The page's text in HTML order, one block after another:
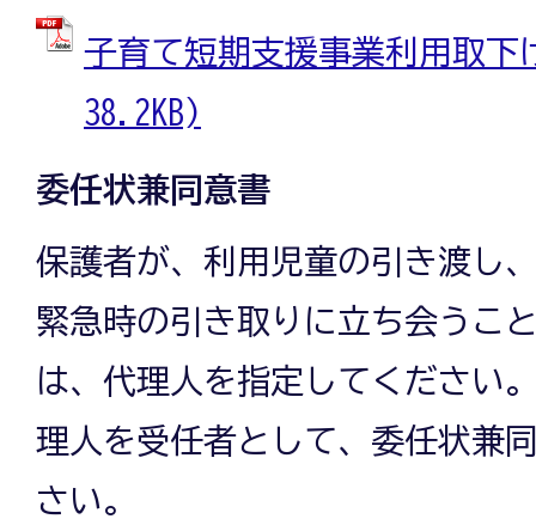
子育て短期支援事業利用取下
38.2KB)
委任状兼同意書
保護者が、利用児童の引き渡し
緊急時の引き取りに立ち会うこ
は、代理人を指定してください
理人を受任者として、委任状兼
さい。